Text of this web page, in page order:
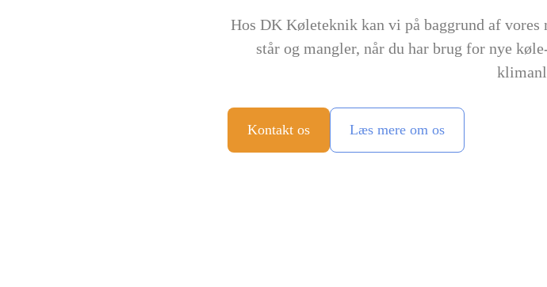
Hos DK Køleteknik kan vi på baggrund af
står og mangler, når du har brug for nye
Kontakt os Læs mere om os